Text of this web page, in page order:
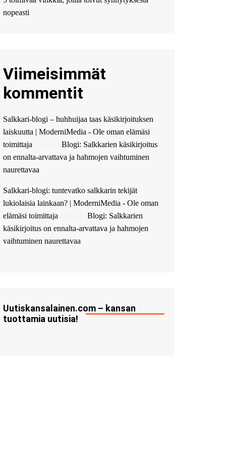
высокоприбыльные
guest_5115 :hello
You’ve successfully installed
nopeasti
Viimeisimmät
kommentit
Salkkari-blogi – huhhuijaa taas käsikirjoituksen
laiskuutta | ModerniMedia - Ole oman elämäsi
toimittaja
Blogi: Salkkarien käsikirjoitus
on ennalta-arvattava ja hahmojen vaihtuminen
naurettavaa
Salkkari-blogi: tuntevatko salkkarin tekijät
lukiolaisia lainkaan? | ModerniMedia - Ole oman
elämäsi toimittaja
Blogi: Salkkarien
käsikirjoitus on ennalta-arvattava ja hahmojen
vaihtuminen naurettavaa
Uutiskansalainen.com – kansan
tuottamia uutisia!